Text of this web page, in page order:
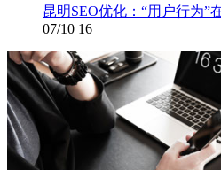
昆明SEO优化：“用户行为”
07/10 16